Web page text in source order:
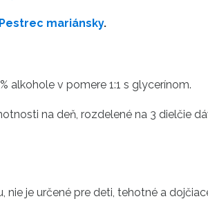
Pestrec mariánsky.
alkohole v pomere 1:1 s glycerínom.
na deň, rozdelené na 3 dielčie
je určené pre deti, tehotné a